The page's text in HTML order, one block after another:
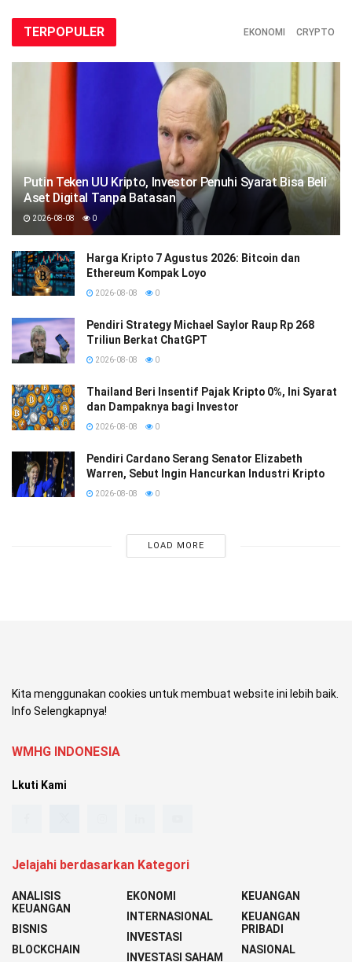
TERPOPULER EKONOMI CRYPTO
Putin Teken UU Kripto, Investor Penuhi Syarat Bisa Beli
Aset Digital Tanpa Batasan
2026-08-08 0
Harga Kripto 7 Agustus 2026: Bitcoin dan
Ethereum Kompak Loyo
2026-08-08 0
Pendiri Strategy Michael Saylor Raup Rp 268
Triliun Berkat ChatGPT
2026-08-08 0
Thailand Beri Insentif Pajak Kripto 0%, Ini Syarat
dan Dampaknya bagi Investor
2026-08-08 0
Pendiri Cardano Serang Senator Elizabeth
Warren, Sebut Ingin Hancurkan Industri Kripto
2026-08-08 0
LOAD MORE
Kita menggunakan cookies untuk membuat website ini lebih baik.
Info Selengkapnya!
WMHG INDONESIA
Lkuti Kami
Jelajahi berdasarkan Kategori
ANALISIS
KEUANGAN
BISNIS
BLOCKCHAIN
EKONOMI
INTERNASIONAL
INVESTASI
INVESTASI SAHAM
KEUANGAN
KEUANGAN
PRIBADI
NASIONAL